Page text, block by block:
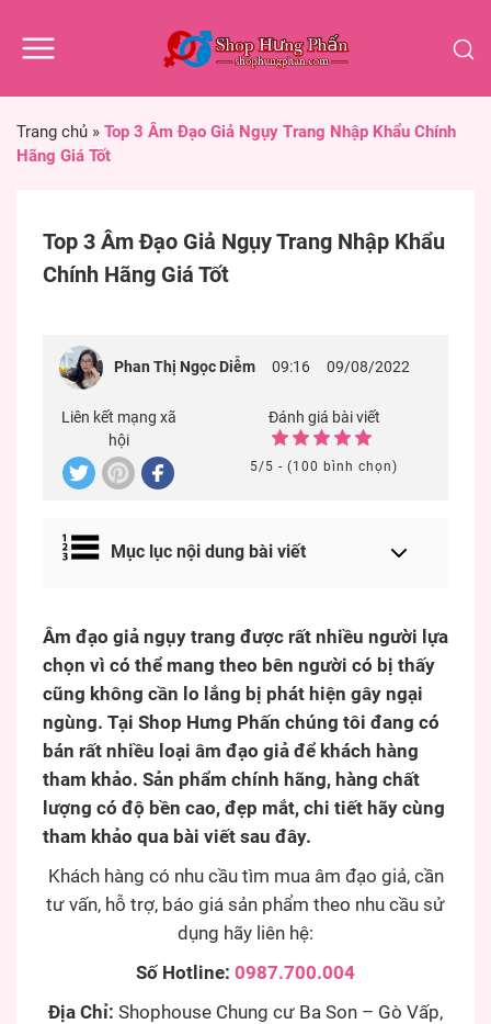
Trang chủ » Top 3 Âm Đạo Giả Ngụy Trang Nhập Khẩu Chính
Hãng Giá Tốt
Top 3 Âm Đạo Giả Ngụy Trang Nhập Khẩu
Chính Hãng Giá Tốt
Phan Thị Ngọc Diễm 09:16 09/08/2022
Liên kết mạng xã
hội
Đánh giá bài viết
5/5 - (100 bình chọn)
Mục lục nội dung bài viết
Âm đạo giả ngụy trang được rất nhiều người lựa
chọn vì có thể mang theo bên người có bị thấy
cũng không cần lo lắng bị phát hiện gây ngại
ngùng. Tại Shop Hưng Phấn chúng tôi đang có
bán rất nhiều loại âm đạo giả để khách hàng
tham khảo. Sản phẩm chính hãng, hàng chất
lượng có độ bền cao, đẹp mắt, chi tiết hãy cùng
tham khảo qua bài viết sau đây.
Khách hàng có nhu cầu tìm mua âm đạo giả, cần
tư vấn, hỗ trợ, báo giá sản phẩm theo nhu cầu sử
dụng hãy liên hệ:
Số Hotline: 0987.700.004
Địa Chỉ: Shophouse Chung cư Ba Son – Gò Vấp,